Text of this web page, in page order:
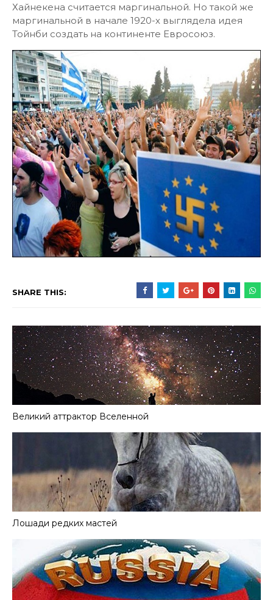
Хайнекена считается маргинальной. Но такой же
маргинальной в начале 1920-х выглядела идея
Тойнби создать на континенте Евросоюз.
SHARE THIS:
Великий аттрактор Вселенной
Лошади редких мастей